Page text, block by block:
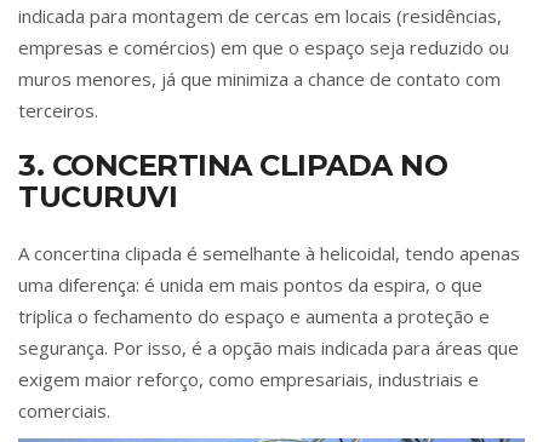
indicada para montagem de cercas em locais (residências,
empresas e comércios) em que o espaço seja reduzido ou
muros menores, já que minimiza a chance de contato com
terceiros.
3. CONCERTINA CLIPADA NO
TUCURUVI
A concertina clipada é semelhante à helicoidal, tendo apenas
uma diferença: é unida em mais pontos da espira, o que
triplica o fechamento do espaço e aumenta a proteção e
segurança. Por isso, é a opção mais indicada para áreas que
exigem maior reforço, como empresariais, industriais e
comerciais.